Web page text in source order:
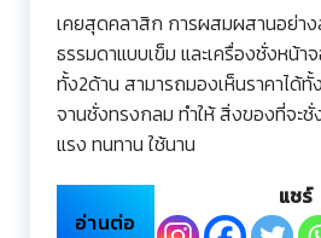
เคยสุดคลาสิก การผสมผสานอย่าง
ธรรมดาแบบเข็ม และเครื่องชั่งหน้
ทั้ง2ด้าน สามารถมองเห็นราคาได้
จานชั่งทรงกลม ทำให้ สิ่งของที่จะชั่
แรง ทนทาน ใช้นาน
อ่านต่อ
แชร์